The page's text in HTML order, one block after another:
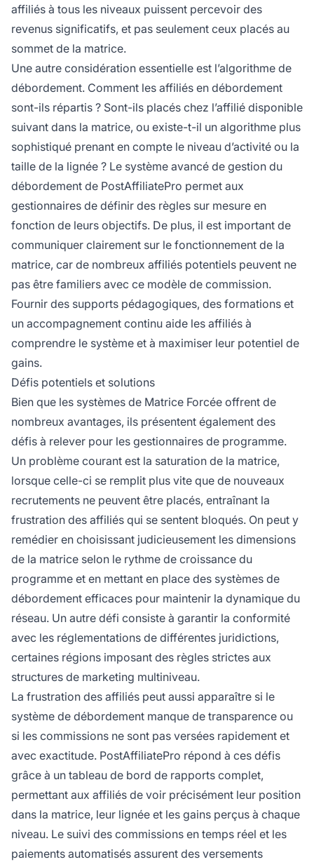
affiliés à tous les niveaux puissent percevoir des
revenus significatifs, et pas seulement ceux placés au
sommet de la matrice.
Une autre considération essentielle est l’algorithme de
débordement. Comment les affiliés en débordement
sont-ils répartis ? Sont-ils placés chez l’affilié disponible
suivant dans la matrice, ou existe-t-il un algorithme plus
sophistiqué prenant en compte le niveau d’activité ou la
taille de la lignée ? Le système avancé de gestion du
débordement de PostAffiliatePro permet aux
gestionnaires de définir des règles sur mesure en
fonction de leurs objectifs. De plus, il est important de
communiquer clairement sur le fonctionnement de la
matrice, car de nombreux affiliés potentiels peuvent ne
pas être familiers avec ce modèle de commission.
Fournir des supports pédagogiques, des formations et
un accompagnement continu aide les affiliés à
comprendre le système et à maximiser leur potentiel de
gains.
Défis potentiels et solutions
Bien que les systèmes de Matrice Forcée offrent de
nombreux avantages, ils présentent également des
défis à relever pour les gestionnaires de programme.
Un problème courant est la saturation de la matrice,
lorsque celle-ci se remplit plus vite que de nouveaux
recrutements ne peuvent être placés, entraînant la
frustration des affiliés qui se sentent bloqués. On peut y
remédier en choisissant judicieusement les dimensions
de la matrice selon le rythme de croissance du
programme et en mettant en place des systèmes de
débordement efficaces pour maintenir la dynamique du
réseau. Un autre défi consiste à garantir la conformité
avec les réglementations de différentes juridictions,
certaines régions imposant des règles strictes aux
structures de marketing multiniveau.
La frustration des affiliés peut aussi apparaître si le
système de débordement manque de transparence ou
si les commissions ne sont pas versées rapidement et
avec exactitude. PostAffiliatePro répond à ces défis
grâce à un tableau de bord de rapports complet,
permettant aux affiliés de voir précisément leur position
dans la matrice, leur lignée et les gains perçus à chaque
niveau. Le suivi des commissions en temps réel et les
paiements automatisés assurent des versements